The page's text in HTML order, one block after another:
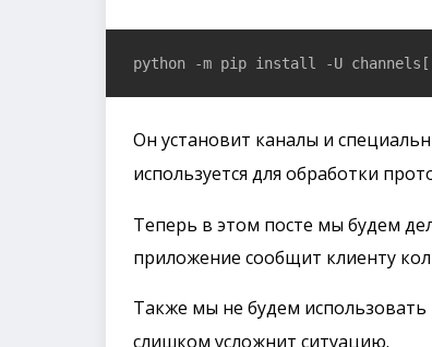
python -m pip install -U
Он установит каналы и
используется для обработки
Теперь в этом посте мы будем
приложение сообщит клиенту
Также мы не будем использовать
слишком усложнит ситуацию.